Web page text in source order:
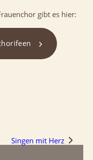
gibt es hier:
Singen mit Herz